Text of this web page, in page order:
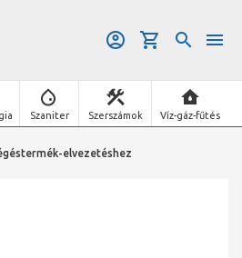
Szaniter Szerszámok Víz-gáz-fűtés
elvezetéshez